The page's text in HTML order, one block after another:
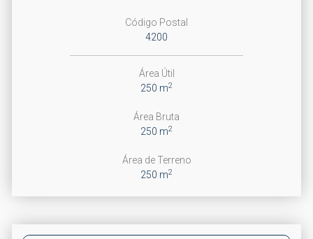
Código Postal
4200
Área Útil
250 m2
Área Bruta
250 m2
Área de Terreno
250 m2